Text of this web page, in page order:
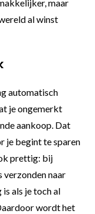
maar
al winst
automatisch
je ongemerkt
aankoop. Dat
je begint te sparen
prettig: bij
naar
als je toch al
wordt het